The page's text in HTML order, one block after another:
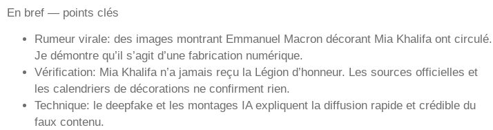
En bref — points clés
Rumeur virale: des images montrant Emmanuel Macron décorant Mia Khalifa ont circulé.
Je démontre qu’il s’agit d’une fabrication numérique.
Vérification: Mia Khalifa n’a jamais reçu la Légion d’honneur. Les sources officielles et
les calendriers de décorations ne confirment rien.
Technique: le deepfake et les montages IA expliquent la diffusion rapide et crédible du
faux contenu.